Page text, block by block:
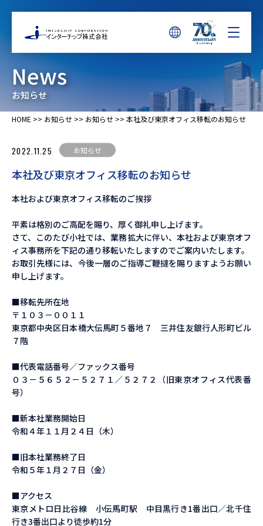
News
お知らせ
HOME >> お知らせ >> お知らせ >> 本社及び東京オフィス移転のお知らせ
2022.11.25 お知らせ
本社及び東京オフィス移転のお知らせ
本社および東京オフィス移転のご挨拶
平素は格別のご高配を賜り、厚く御礼申し上げます。
さて、このたび小社では、業務拡大に伴い、本社および東京オフ
ィス事務所を下記の通り移転いたしますのでご案内いたします。
お取引先様には、今後一層のご指導ご鞭撻を賜りますようお願い
申し上げます。
■移転先所在地
〒１０３－００１１
東京都中央区日本橋大伝馬町５番地７ 三井住友銀行人形町ビル
７階
■代表電話番号／ファックス番号
０３－５６５２－５２７１／５２７２（旧東京オフィス代表番
号）
■新本社業務開始日
令和４年１１月２４日（木）
■旧本社業務終了日
令和５年１月２７日（金）
■アクセス
東京メトロ日比谷線 小伝馬町駅 中目黒行き1番出口／北千住
行き3番出口より徒歩約1分